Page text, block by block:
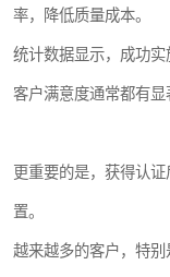
率，降低质量成本。
统计数据显示，成功实
客户满意度通常都有显
更重要的是，获得认
置。
越来越多的客户，特